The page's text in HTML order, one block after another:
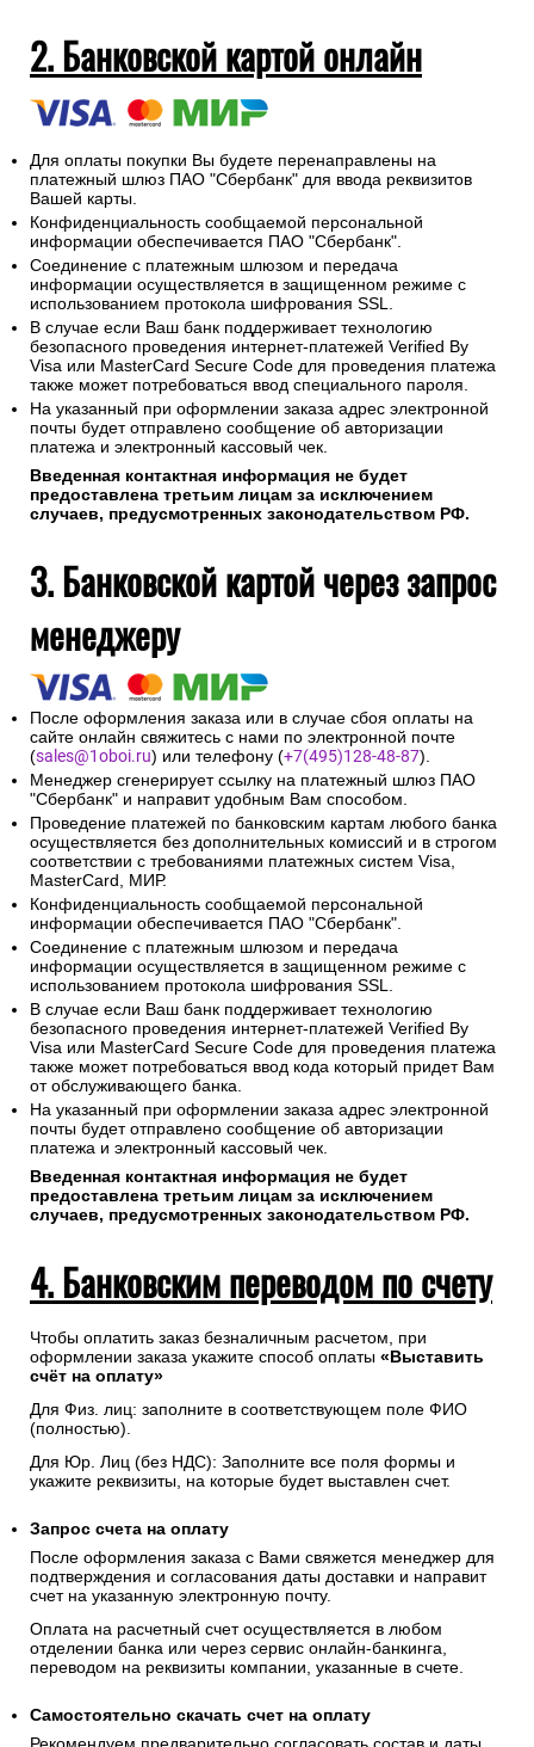
заказа будет отправлен электронный кассовый чек об
оплате заказа.
2. Банковской картой онлайн
Для оплаты покупки Вы будете перенаправлены на
платежный шлюз ПАО "Сбербанк" для ввода реквизитов
Вашей карты.
Конфиденциальность сообщаемой персональной
информации обеспечивается ПАО "Сбербанк".
Соединение с платежным шлюзом и передача
информации осуществляется в защищенном режиме с
использованием протокола шифрования SSL.
В случае если Ваш банк поддерживает технологию
безопасного проведения интернет-платежей Verified By
Visa или MasterCard Secure Code для проведения платежа
также может потребоваться ввод специального пароля.
платежа и электронный кассовый чек.
Введенная контактная информация не будет
предоставлена третьим лицам за исключением
случаев, предусмотренных законодательством РФ.
3. Банковской картой через запрос
менеджеру
После оформления заказа или в случае сбоя оплаты на
сайте онлайн свяжитесь с нами по электронной почте
(sales@1oboi.ru) или телефону (
Менеджер сгенерирует ссылку на платежный шлюз ПАО
"Сбербанк" и направит удобным Вам способом.
Проведение платежей по банковским картам любого банка
осуществляется без дополнительных комиссий и в строгом
соответствии с требованиями платежных систем Visa,
MasterCard, МИР.
Конфиденциальность сообщаемой персональной
информации обеспечивается ПАО "Сбербанк".
Соединение с платежным шлюзом и передача
информации осуществляется в защищенном режиме с
использованием протокола шифрования SSL.
В случае если Ваш банк поддерживает технологию
безопасного проведения интернет-платежей Verified By
Visa или MasterCard Secure Code для проведения платежа
также может потребоваться ввод кода который придет Вам
от обслуживающего банка.
платежа и электронный кассовый чек.
Введенная контактная информация не будет
случаев, предусмотренных законодательством РФ.
4. Банковским переводом по счету
Чтобы оплатить заказ безналичным расчетом, при
оформлении заказа укажите способ оплаты«Выставить
Для Физ. лиц: заполните в соответствующем поле ФИО
(полностью).
Для Юр. Лиц (без НДС): Заполните все поля формы и
укажите реквизиты, на которые будет выставлен счет.
Запрос счета на оплату
подтверждения и согласования даты доставки и направит
счет на указанную электронную почту.